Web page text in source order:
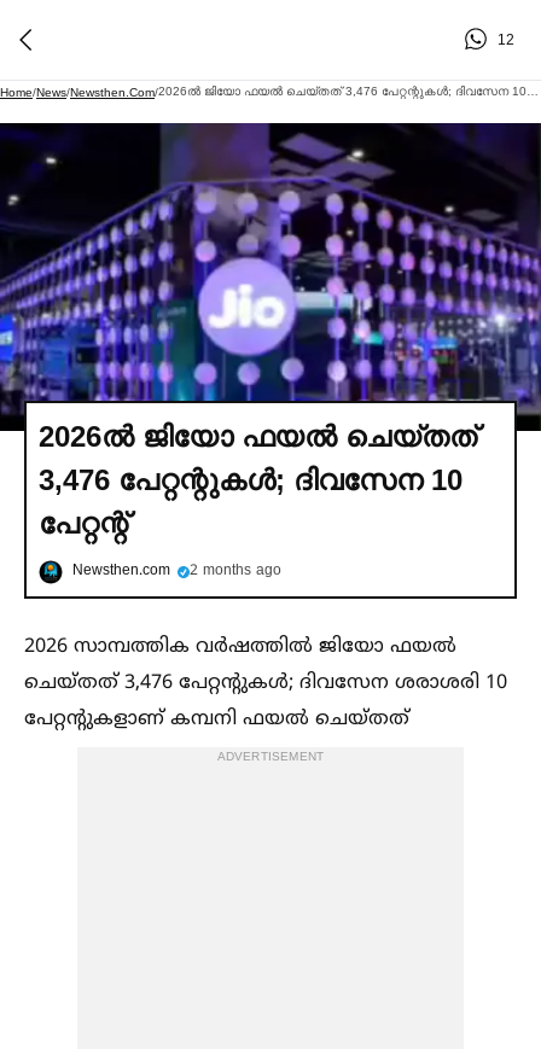
12
Home/News/Newsthen.com/
2026ല്‍ ജിയോ ഫയല്‍ ചെയ്തത്
3,476 പേറ്റന്റുകള്‍; ദിവസേന 10
പേറ്റന്റ്
Newsthen.com 2 months ago
2026 സാമ്പത്തിക വര്‍ഷത്തില്‍ ജിയോ ഫയല്‍
ചെയ്തത് 3,476 പേറ്റന്റുകള്‍; ദിവസേന ശരാശരി 10
പേറ്റന്റുകളാണ് കമ്പനി ഫയല്‍ ചെയ്തത്
ADVERTISEMENT